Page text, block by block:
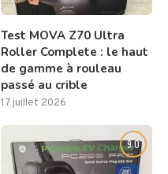
Test MOVA Z70 Ultra
Roller Complete : le haut
de gamme à rouleau
passé au crible
17 juillet 2026
9.0